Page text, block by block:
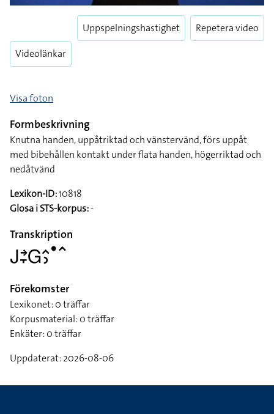
Videolänkar
Uppspelningshastighet Repetera video
Visa foton
Formbeskrivning
Knutna handen, uppåtriktad och vänstervänd, förs uppåt
med bibehållen kontakt under flata handen, högerriktad och
nedåtvänd
Lexikon-ID:10818
Glosa i STS-korpus:-
Transkription
􌤢􌥔􌥙􌤦􌤵􌤶􌤟􌥦
Förekomster
Lexikonet: 0 träffar
Korpusmaterial: 0 träffar
Enkäter: 0 träffar
Uppdaterat: 2026-08-06